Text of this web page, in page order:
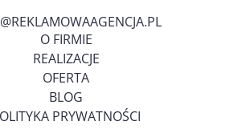
O FIRMIE
REALIZACJE
OFERTA
BLOG
PRYWATNOŚCI